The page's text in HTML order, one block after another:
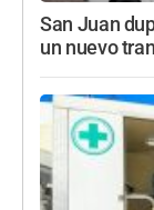
San Juan
un nuevo